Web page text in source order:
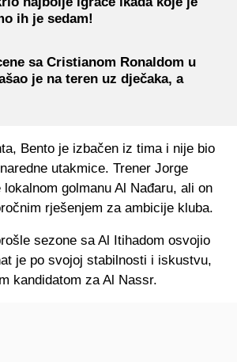
ih je sedam!
sa Cristianom Ronaldom u
je na teren uz dječaka, a
Bento je izbačen iz tima i nije bio
utakmice. Trener Jorge
golmanu Al Nađaru, ali on
rješenjem za ambicije kluba.
sezone sa Al Itihadom osvojio
je po svojoj stabilnosti i iskustvu,
kandidatom za Al Nassr.